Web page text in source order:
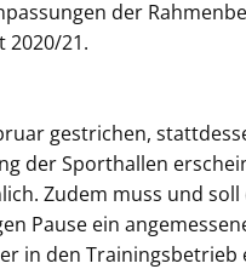
der
2020/21.
gestrichen,
der Sporthallen
Zudem muss und
Pause ein
in den Trainingsbetrieb